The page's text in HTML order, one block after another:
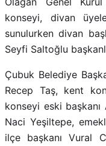
konseyi, divan
sunulurken divan
Seyfi Saltoğlu
Çubuk Belediye
Recep Taş, kent
konseyi eski
Naci Yeşiltepe,
ilçe başkanı Vural